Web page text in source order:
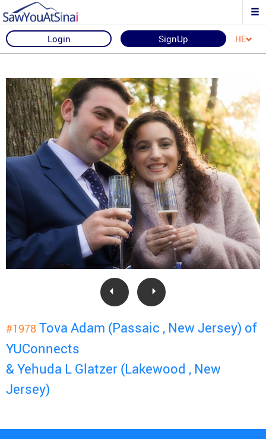
Login SignUp HE
#1978 Tova Adam (Passaic , New Jersey) of
YUConnects
& Yehuda L Glatzer (Lakewood , New
Jersey)